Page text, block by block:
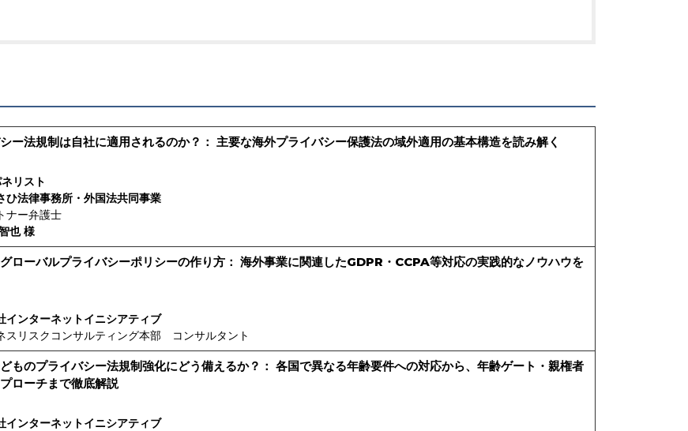
ー法規制は自社に適用されるのか？： 主要な海外プライバシー保護法の域外適用の基本構造を読み解く
リスト
ひ法律事務所・外国法共同事業
ナー弁護士
也 様
ローバルプライバシーポリシーの作り方： 海外事業に関連したGDPR・CCPA等対応の実践的なノウハウを
インターネットイニシアティブ
スリスクコンサルティング本部 コンサルタント
ものプライバシー法規制強化にどう備えるか？： 各国で異なる年齢要件への対応から、年齢ゲート・親権者
ローチまで徹底解説
インターネットイニシアティブ